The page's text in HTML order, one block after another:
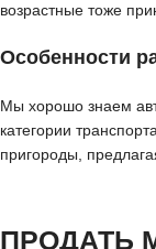
возрастные тоже
Особенности
Мы хорошо знаем
категории
пригороды,
ПРОДАТЬ